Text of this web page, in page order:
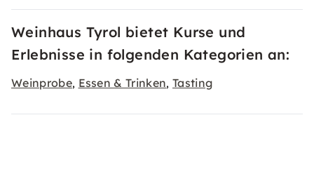
Weinhaus Tyrol bietet Kurse und
Erlebnisse in folgenden Kategorien an:
Weinprobe, Essen & Trinken, Tasting